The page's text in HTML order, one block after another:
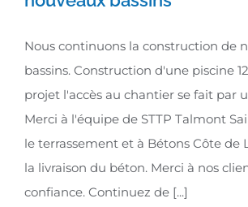
de nouveaux
Nous continuons la construction de
bassins. Construction d'une piscine
projet l'accès au chantier se fait par
Merci à l'équipe de STTP Talmont
le terrassement et à Bétons Côte de
la livraison du béton. Merci à nos
confiance. Continuez de [...]